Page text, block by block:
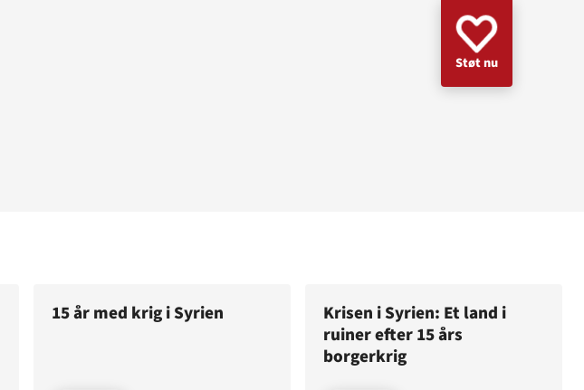
15 år med krig i Syrien
Krisen i Syrien: Et land i
ruiner efter 15 års
borgerkrig
Støt nu